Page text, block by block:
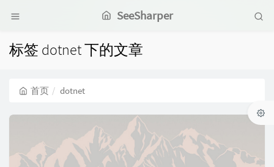
SeeSharper
标签 dotnet 下的文章
首页 dotnet